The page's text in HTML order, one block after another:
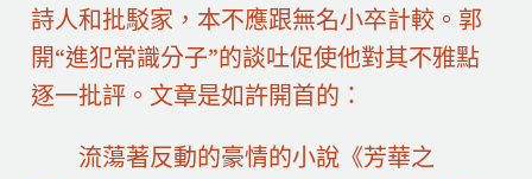
詩人和批駁家，本不應跟無名小卒計較。郭
開“進犯常識分子”的談吐促使他對其不雅點
逐一批評。文章是如許開首的：
流蕩著反動的豪情的小說《芳華之